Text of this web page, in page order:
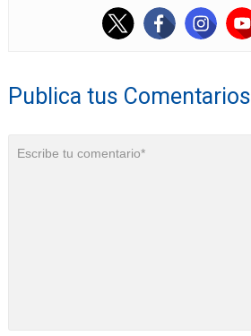
Publica tus Comentarios